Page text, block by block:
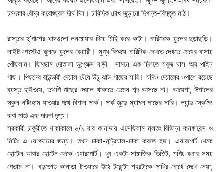
চমৎকার রৌদ্র করোজ্জ্বল দীর্ঘ দিন। চারিদিক চোখ জুড়ানো দিগন্ত-বিস্তৃত মাঠ।
রাস্তার দু’পাশের ঘাসগুলো লনমোয়ার দিয়ে মিহি করে কাটা। চারিদেকে ফুলের ছড়াছড়ি।
লাইট পোস্টেও ঝুলছে ফুলের কেয়ারী। মুগ্ধ বিস্ময়ে চারিদিক দেখতে দেখতে মেয়ের বাসায়
পৌঁছলাম। ছিমছাম দোতালা ডুপ্লেক্স বাড়ী। সামনে এক চিলতে সবুজ ঘাস আর পাইন
গাছ। পিছনের বাউন্ডারী দেয়াল ঘেঁষে উঁচু ঝাউ গাছের সারি। যদিও দেয়ালের ওপাশে রয়েছে
ব্যস্ত হাইওয়ে, তথাপি গাছের দেয়াল থাকাতে তেমন শব্দ আসছে না। আয়েশা, ঈশালের
স্কুল নটিংহাম যাওয়ার পথে বিশাল পার্ক। পার্ক জুড়ে ম্যাপল গাছের সারি। ল্যান্ড স্কেপিং
করা মাঠে এক দারুণ দৃশ্য।
সরকারী চাকুরীতে থাকাকালে ৬/৭ বার কানাডায় এসেছিলাম মূলতঃ বিভিন্ন কনফারেন্স ও
মিটিং এ যোগদানের জন্য। তখন ঢাকা-মন্ট্রিয়াল-ঢাকা করতে হত। এয়ারপোর্ট থেকে
হোটেল আবার হোটেল থেকে এয়ারপোর্ট। খুব একটা সামাজিক ভিজিট, শপিং করার সময়
পেতাম না। বড়জোড় কানাডা টাওয়ারে উঠে টরেন্টো শহরটাকে পাখির চোখে দেখে নেয়া,